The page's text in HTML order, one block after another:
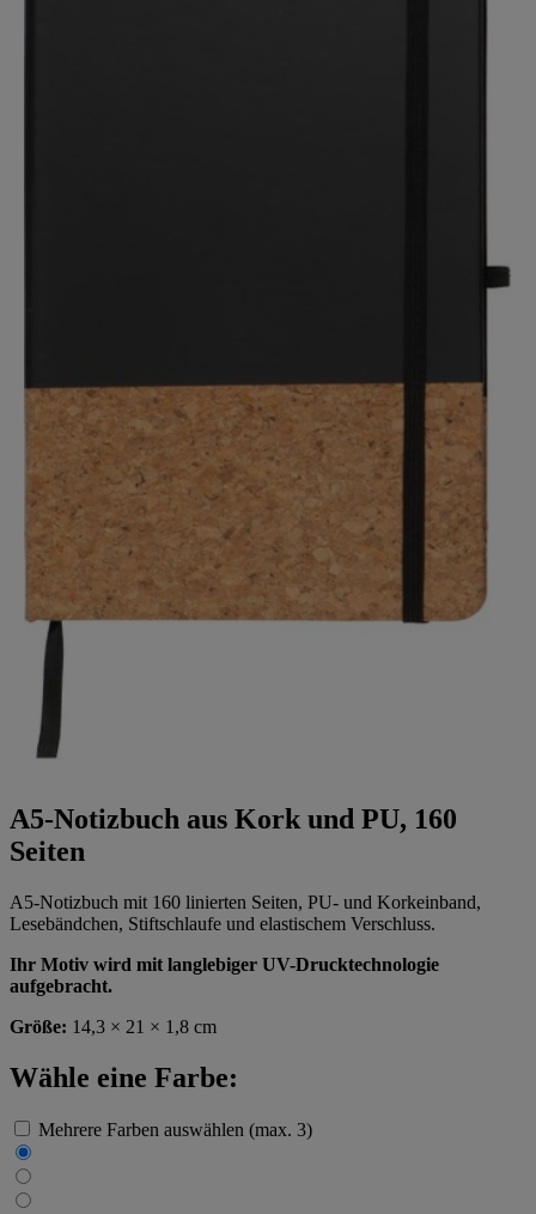
A5-Notizbuch aus Kork und PU, 160
Seiten
A5-Notizbuch mit 160 linierten Seiten, PU- und Korkeinband,
Lesebändchen, Stiftschlaufe und elastischem Verschluss.
Ihr Motiv wird mit langlebiger UV-Drucktechnologie
aufgebracht.
Größe: 14,3 × 21 × 1,8 cm
Wähle eine Farbe:
Mehrere Farben auswählen (max. 3)